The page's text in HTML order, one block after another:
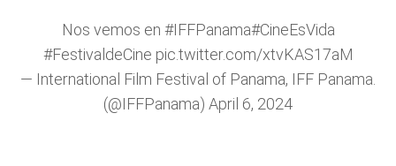
Nos vemos en #IFFPanama#CineEsVida
#FestivaldeCine pic.twitter.com/xtvKAS17aM
— International Film Festival of Panama, IFF Panama.
(@IFFPanama) April 6, 2024